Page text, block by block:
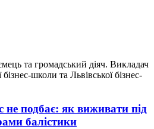
та громадський діяч. Викладач
школи та Львівської бізнес-
не подбає: як виживати під
балістики